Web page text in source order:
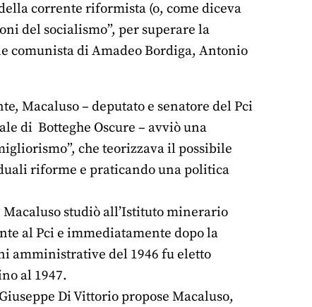
corrente riformista (o, come diceva
del socialismo”, per superare la
comunista di Amadeo Bordiga, Antonio
Macaluso – deputato e senatore del Pci
di Botteghe Oscure – avviò una
che teorizzava il possibile
riforme e praticando una politica
studiò all’Istituto minerario
al Pci e immediatamente dopo la
amministrative del 1946 fu eletto
al 1947.
Di Vittorio propose Macaluso,